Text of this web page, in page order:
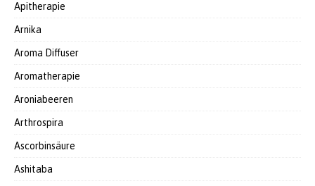
Apitherapie
Arnika
Aroma Diffuser
Aromatherapie
Aroniabeeren
Arthrospira
Ascorbinsäure
Ashitaba